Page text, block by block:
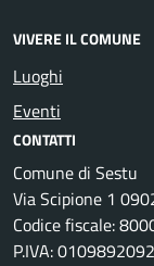
VIVERE IL COMUNE
Luoghi
Eventi
CONTATTI
Comune di Sestu
Via Scipione 1
Codice fiscale:
P.IVA: